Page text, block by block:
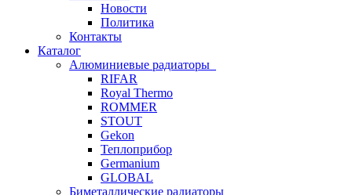
Новости
Политика
Контакты
Каталог
Алюминиевые радиаторы
RIFAR
Royal Thermo
ROMMER
STOUT
Gekon
Теплоприбор
Germanium
GLOBAL
Биметаллические радиаторы